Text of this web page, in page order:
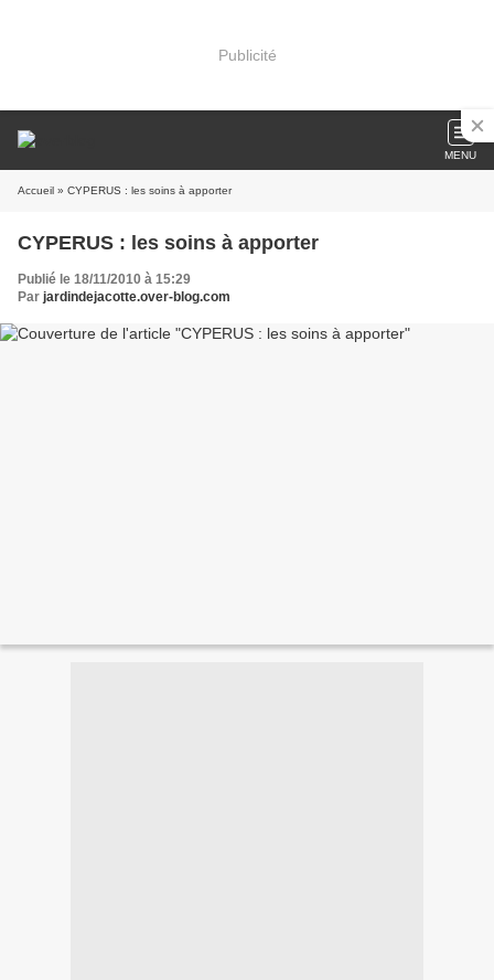
Publicité
MENU
Accueil » CYPERUS : les soins à apporter
CYPERUS : les soins à apporter
Publié le 18/11/2010 à 15:29
Par jardindejacotte.over-blog.com